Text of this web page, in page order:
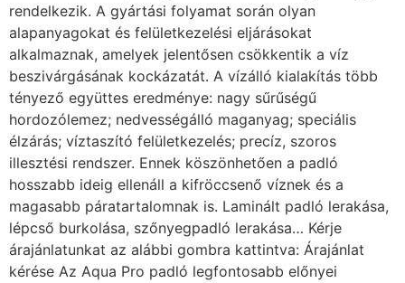
rendelkezik. A gyártási folyamat során olyan
alapanyagokat és felületkezelési eljárásokat
alkalmaznak, amelyek jelentősen csökkentik a víz
beszivárgásának kockázatát. A vízálló kialakítás több
tényező együttes eredménye: nagy sűrűségű
hordozólemez; nedvességálló maganyag; speciális
élzárás; víztaszító felületkezelés; precíz, szoros
illesztési rendszer. Ennek köszönhetően a padló
hosszabb ideig ellenáll a kifröccsenő víznek és a
magasabb páratartalomnak is. Laminált padló lerakása,
lépcső burkolása, szőnyegpadló lerakása… Kérje
árajánlatunkat az alábbi gombra kattintva: Árajánlat
kérése Az Aqua Pro padló legfontosabb előnyei